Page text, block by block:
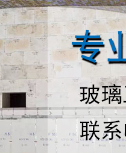
照 原料系统自动配料工程
玻璃窑炉自控系统工程
熔窑风系统工程
窑炉保温工程
池壁在线水平切割项目
玻璃技术服务